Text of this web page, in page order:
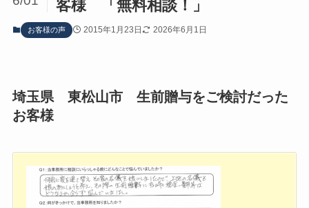
客様 「無料相談！」
お客様の声 2015年1月23日 2026年6月1日
埼玉県 東松山市 生前贈与をご検討だった
お客様